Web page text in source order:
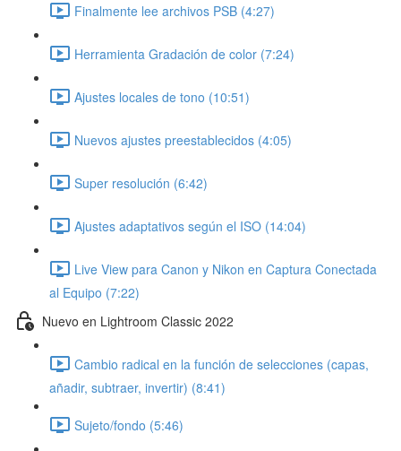
Finalmente lee archivos PSB (4:27)
Herramienta Gradación de color (7:24)
Ajustes locales de tono (10:51)
Nuevos ajustes preestablecidos (4:05)
Super resolución (6:42)
Ajustes adaptativos según el ISO (14:04)
Live View para Canon y Nikon en Captura Conectada
al Equipo (7:22)
Nuevo en Lightroom Classic 2022
Cambio radical en la función de selecciones (capas,
añadir, subtraer, invertir) (8:41)
Sujeto/fondo (5:46)